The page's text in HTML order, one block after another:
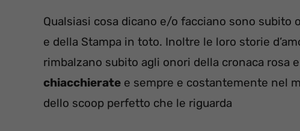
Qualsiasi cosa dicano e/o facciano sono subito
e della Stampa in toto. Inoltre le loro storie
rimbalzano subito agli onori della cronaca rosa
chiacchierate e sempre e costantemente nel
dello scoop perfetto che le riguarda